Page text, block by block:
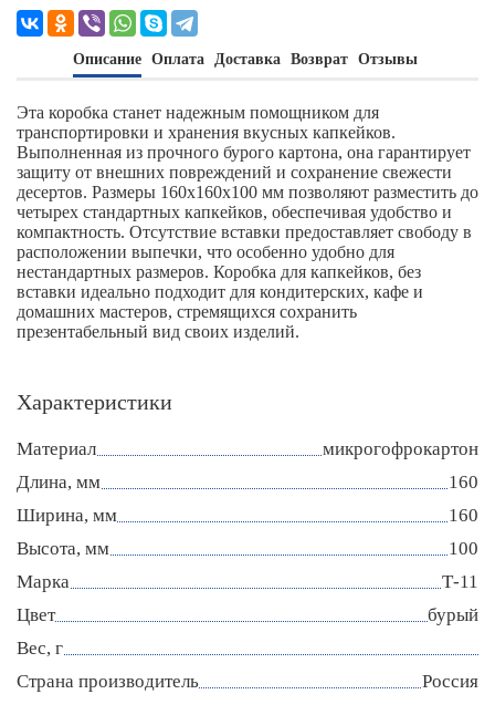
Описание Оплата Доставка Возврат Отзывы
Эта коробка станет надежным помощником для
транспортировки и хранения вкусных капкейков.
Выполненная из прочного бурого картона, она гарантирует
защиту от внешних повреждений и сохранение свежести
десертов. Размеры 160х160х100 мм позволяют разместить до
четырех стандартных капкейков, обеспечивая удобство и
компактность. Отсутствие вставки предоставляет свободу в
расположении выпечки, что особенно удобно для
нестандартных размеров. Коробка для капкейков, без
вставки идеально подходит для кондитерских, кафе и
домашних мастеров, стремящихся сохранить
презентабельный вид своих изделий.
Характеристики
Материал
микрогофрокартон
Длина, мм
160
Ширина, мм
160
Высота, мм
100
Марка
Т-11
Цвет
бурый
Вес, г
Страна производитель
Россия